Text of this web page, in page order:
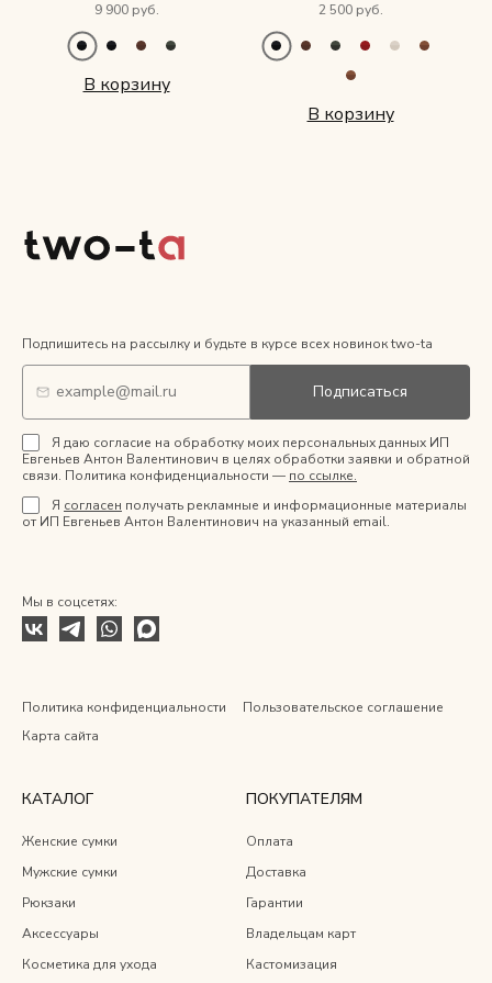
9 900 руб.
В корзину
2 500 руб.
В корзину
Подпишитесь на рассылку и будьте в курсе всех новинок two-ta
Подписаться
Я даю согласие на обработку моих персональных данных ИП
Евгеньев Антон Валентинович в целях обработки заявки и обратной
связи. Политика конфиденциальности — по ссылке.
Я согласен получать рекламные и информационные материалы
от ИП Евгеньев Антон Валентинович на указанный email.
Мы в соцсетях:
Политика конфиденциальности
Пользовательское соглашение
Карта сайта
КАТАЛОГ
Женские сумки
Мужские сумки
Рюкзаки
Аксессуары
Косметика для ухода
ПОКУПАТЕЛЯМ
Оплата
Доставка
Гарантии
Владельцам карт
Кастомизация